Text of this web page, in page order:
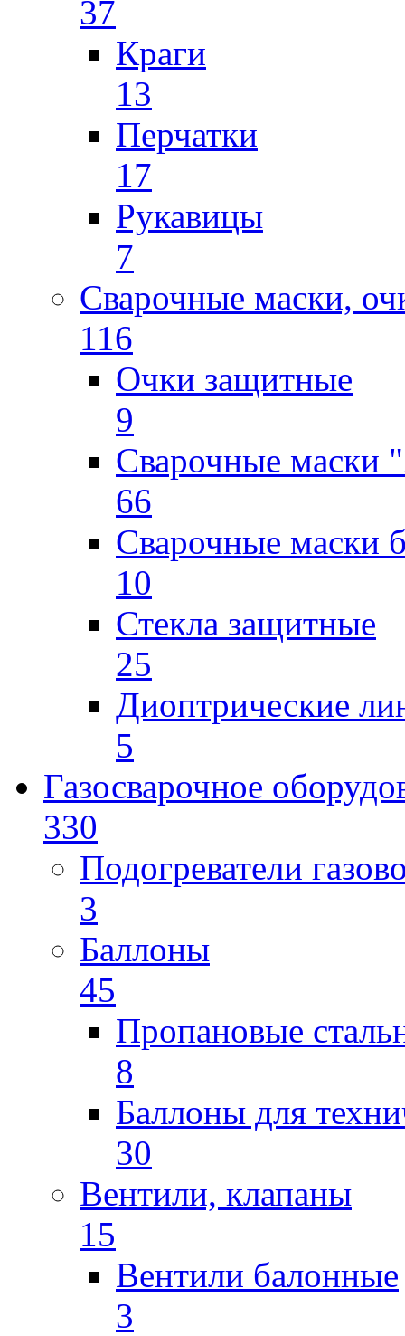
37
Краги
13
Перчатки
17
Рукавицы
7
Сварочные маски,
116
Очки защитные
9
Сварочные маски
66
Сварочные маски
10
Стекла защитные
25
Диоптрические
5
Газосварочное
330
Подогреватели
3
Баллоны
45
Пропановые
8
Баллоны для
30
Вентили, клапаны
15
Вентили балонные
3